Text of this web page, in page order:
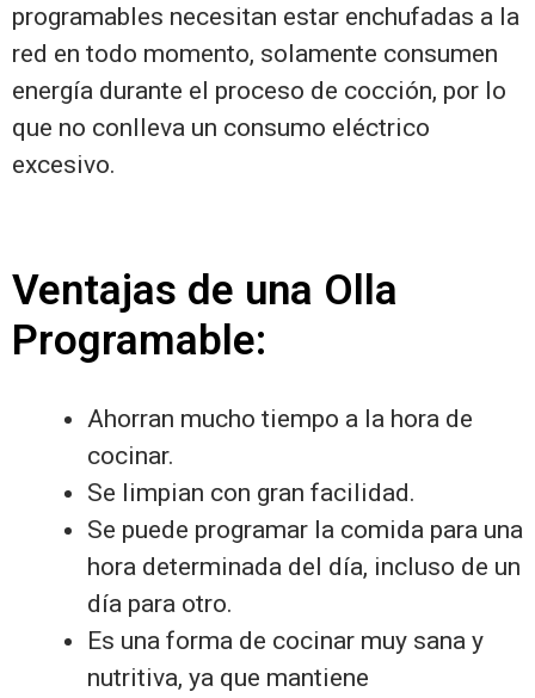
programables necesitan estar enchufadas a la
red en todo momento, solamente consumen
energía durante el proceso de cocción, por lo
que no conlleva un consumo eléctrico
excesivo.
Ventajas de una Olla
Programable:
Ahorran mucho tiempo a la hora de
cocinar.
Se limpian con gran facilidad.
Se puede programar la comida para una
hora determinada del día, incluso de un
día para otro.
Es una forma de cocinar muy sana y
nutritiva, ya que mantiene